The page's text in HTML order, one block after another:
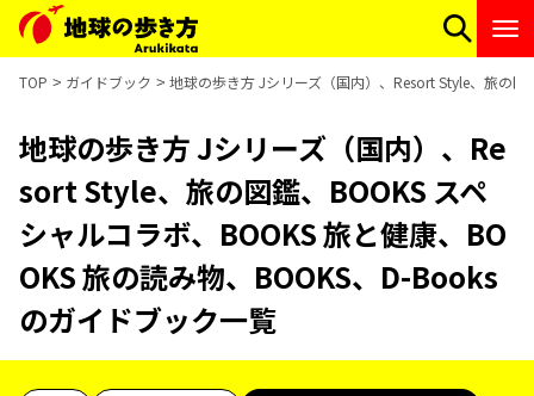
TOP ガイドブック 地球の歩き方 Jシリーズ（国内）、Resort Style、旅の
地球の歩き方 Jシリーズ（国内）、Re
sort Style、旅の図鑑、BOOKS スペ
シャルコラボ、BOOKS 旅と健康、BO
OKS 旅の読み物、BOOKS、D-Books
のガイドブック一覧